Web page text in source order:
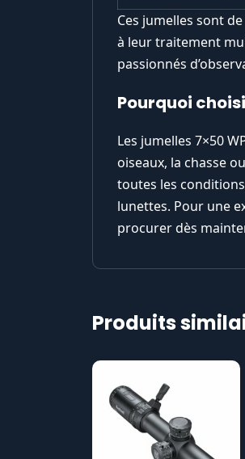
Ces jumelles sont
à leur traitement
passionnés
Pourquoi
Les jumelles 7×50
oiseaux, la chasse
toutes les
lunettes. Pour une
procurer dès
Produits